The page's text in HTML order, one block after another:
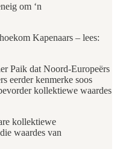
om ‘n
Kapenaars – lees:
Paik dat Noord-Europeërs
eerder kenmerke soos
kollektiewe waardes
kollektiewe
waardes van